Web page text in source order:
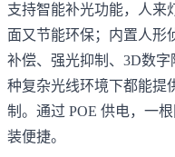
支持智能补光功能，人来
面又节能环保；内置人形
补偿、强光抑制、3D数
种复杂光线环境下都能提
制。通过 POE 供电，一
装便捷。